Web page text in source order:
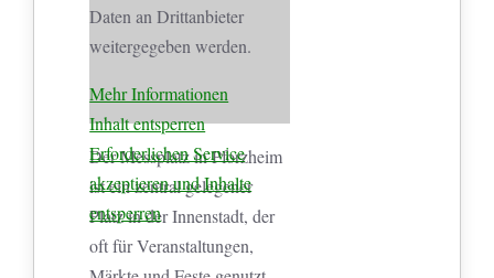
Daten an Drittanbieter
weitergegeben werden.
Mehr Informationen
Inhalt entsperren
Erforderlichen Service
akzeptieren und Inhalte
entsperren
Der Messplatz in Pforzheim
ist ein zentral gelegener
Platz in der Innenstadt, der
oft für Veranstaltungen,